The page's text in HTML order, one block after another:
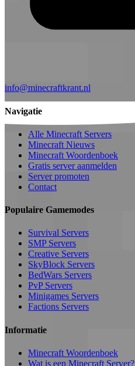
info@minecraftkrant.nl
Navigatie
Alle Minecraft Servers
Minecraft Nieuws
Minecraft Woordenboek
Gratis server aanmelden
Server promoten
Contact
Populaire Gamemodes
Survival Servers
SMP Servers
Creative Servers
SkyBlock Servers
BedWars Servers
PvP Servers
Minigames Servers
Factions Servers
Informatie
Minecraft Woordenboek
Wat is een Minecraft Server?